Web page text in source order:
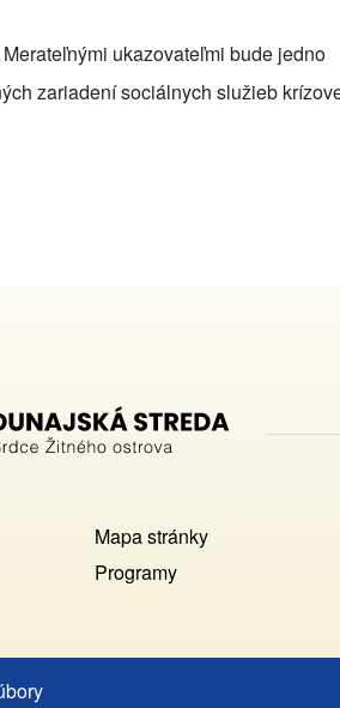
ukazovateľmi bude jedno
zariadení sociálnych služieb
Mapa stránky
Programy